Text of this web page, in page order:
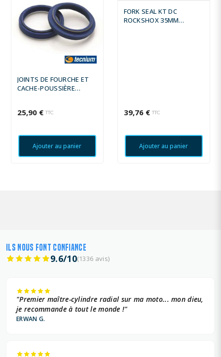
JOINTS DE FOURCHE ET
CACHE-POUSSIÈRE
25,90 € TTC
Ajouter au panier
FORK SEAL KT DC
ROCKSHOX 35MM
39,76 € TTC
Ajouter au panier
ILS NOUS FONT CONFIANCE
9.6/10(1336 avis)
"Premier maître-cylindre radial sur ma moto... mon dieu,
je recommande à tout le monde !"
ERWAN G.